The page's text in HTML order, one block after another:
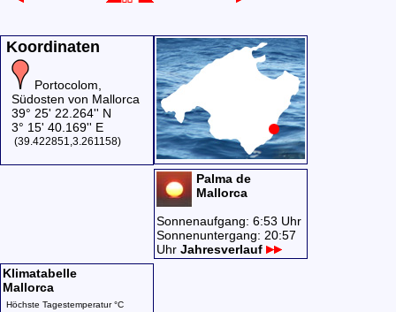
Koordinaten
Portocolom,
Südosten von Mallorca
39° 25' 22.264'' N
3° 15' 40.169'' E
(39.422851,3.261158)
Palma de
Mallorca
Sonnenaufgang: 6:53 Uhr
Sonnenuntergang: 20:57
Uhr Jahresverlauf
Klimatabelle
Mallorca
Höchste Tagestemperatur °C